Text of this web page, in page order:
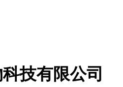
技有限公司